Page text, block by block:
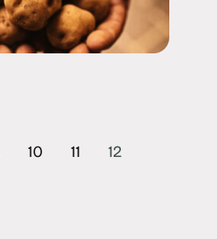
10 11 12